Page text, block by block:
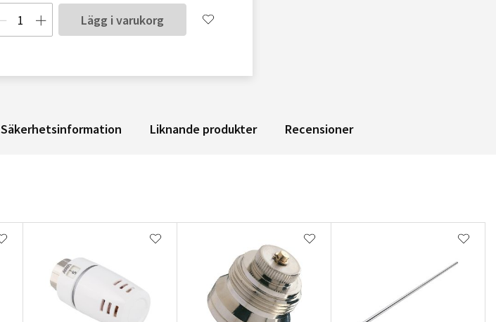
Lägg i varukorg
Säkerhetsinformation Liknande produkter Recensioner